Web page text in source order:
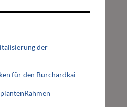
der
für den Burchardkai